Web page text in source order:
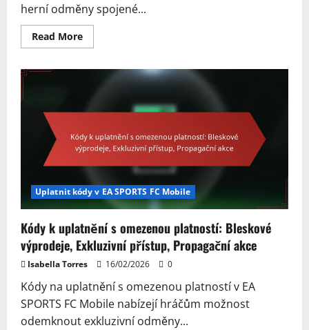
herní odměny spojené...
Read MoreRead
more
speciály,
specifické
pro
akce,
s
omezením
Uplatnit kódy v EA SPORTS FC Mobile
Kódy k uplatnění s omezenou platností: Bleskové
výprodeje, Exkluzivní přístup, Propagační akce
Isabella Torres 16/02/2026 0
Kódy na uplatnění s omezenou platností v EA
SPORTS FC Mobile nabízejí hráčům možnost
odemknout exkluzivní odměny...